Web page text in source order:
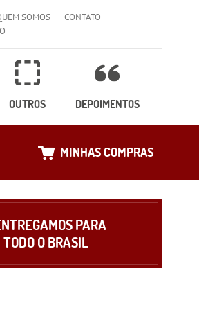
SOMOS
CONTATO
OUTROS DEPOIMENTOS
MINHAS COMPRAS
PARA
TODO O BRASIL